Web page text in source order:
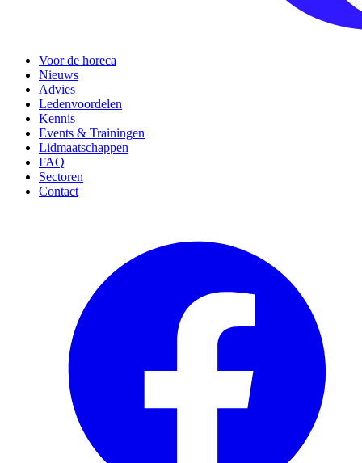
Voor de horeca
Nieuws
Advies
Ledenvoordelen
Kennis
Events & Trainingen
Lidmaatschappen
FAQ
Sectoren
Contact